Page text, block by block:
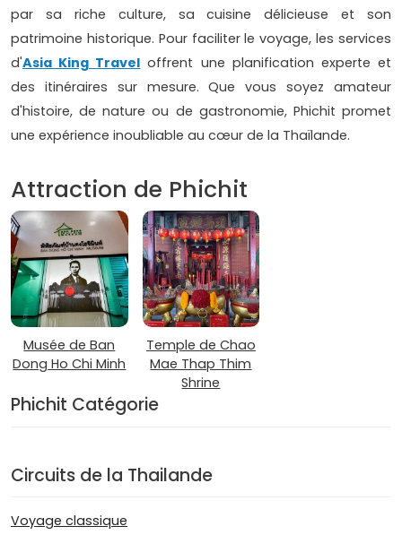
par sa riche culture, sa cuisine délicieuse et son
patrimoine historique. Pour faciliter le voyage, les services
d'Asia King Travel offrent une planification experte et
des itinéraires sur mesure. Que vous soyez amateur
d'histoire, de nature ou de gastronomie, Phichit promet
une expérience inoubliable au cœur de la Thaïlande.
Attraction de Phichit
Musée de Ban
Dong Ho Chi Minh
Temple de Chao
Mae Thap Thim
Shrine
Phichit Catégorie
Circuits de la Thailande
Voyage classique